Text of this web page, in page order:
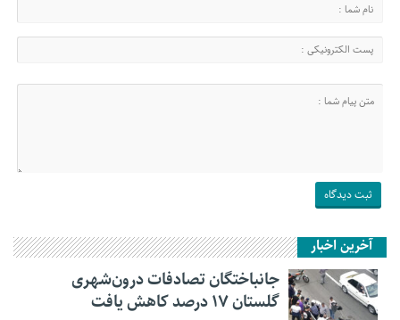
آخرین اخبار
جانباختگان تصادفات درون‌شهری
گلستان ۱۷ درصد کاهش یافت